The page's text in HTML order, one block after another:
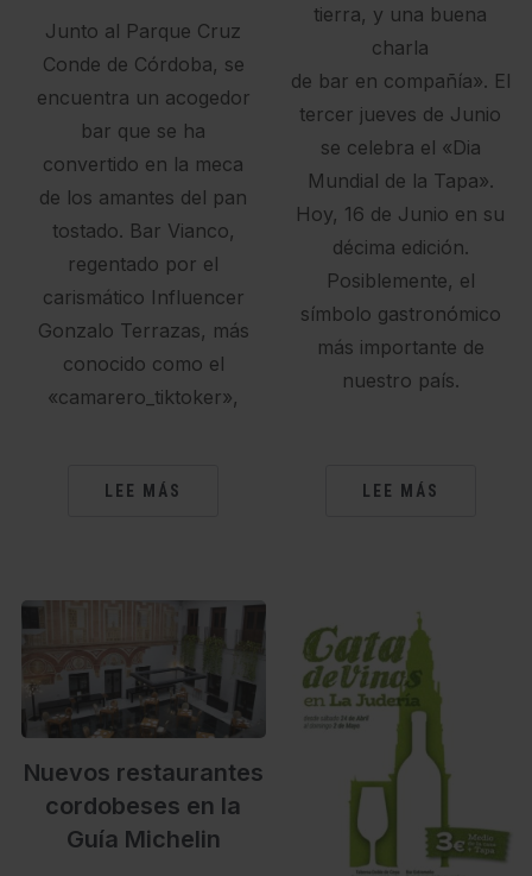
Junto al Parque Cruz
Conde de Córdoba, se
encuentra un acogedor
bar que se ha
convertido en la meca
de los amantes del pan
tostado. Bar Vianco,
regentado por el
carismático Influencer
Gonzalo Terrazas, más
conocido como el
«camarero_tiktoker»,
LEE MÁS
tierra, y una buena
charla
de bar en compañía». El
tercer jueves de Junio
se celebra el «Dia
Mundial de la Tapa».
Hoy, 16 de Junio en su
décima edición.
Posiblemente, el
símbolo gastronómico
más importante de
nuestro país.
LEE MÁS
Nuevos restaurantes
cordobeses en la
Guía Michelin